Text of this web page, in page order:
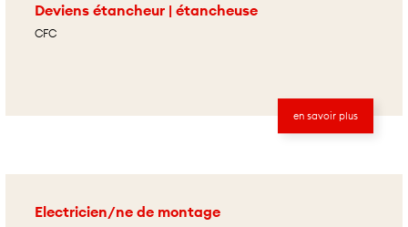
Deviens étancheur | étancheuse
CFC
en savoir plus
Electricien/ne de montage